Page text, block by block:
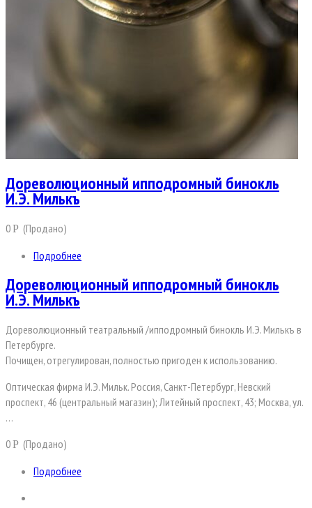
Дореволюционный ипподромный бинокль
И.Э. Милькъ
0Р (Продано)
Подробнее
Дореволюционный ипподромный бинокль
И.Э. Милькъ
Дореволюционный театральный /ипподромный бинокль И.Э. Милькъ в
Петербурге.
Почищен, отрегулирован, полностью пригоден к использованию.
Оптическая фирма И.Э. Мильк. Россия, Санкт-Петербург, Невский
проспект, 46 (центральный магазин); Литейный проспект, 43; Москва, ул.
…
0Р (Продано)
Подробнее